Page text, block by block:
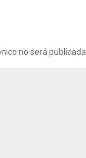
no será publicada.